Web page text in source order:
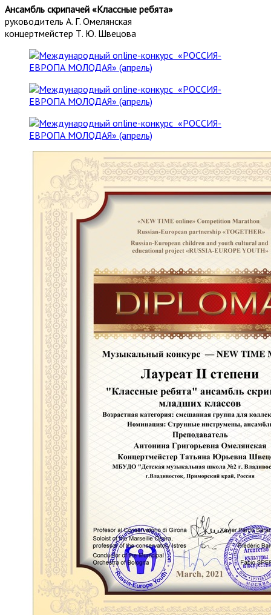
Ансамбль скрипачей «Классные ребята»
руководитель А. Г. Омелянская
концертмейстер Т. Ю. Швецова